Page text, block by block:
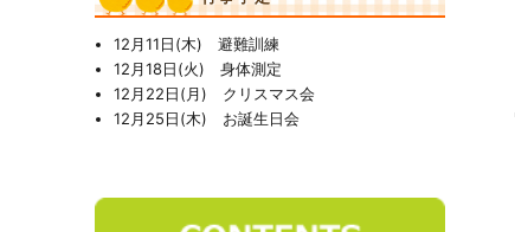
12月11日(木) 避難訓練
12月18日(火) 身体測定
12月22日(月) クリスマス会
12月25日(木) お誕生日会